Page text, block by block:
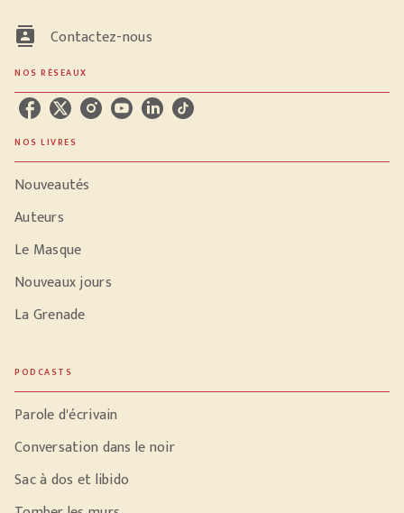
contacts Contactez-nous
NOS RÉSEAUX
NOS LIVRES
Nouveautés
Auteurs
Le Masque
Nouveaux jours
La Grenade
PODCASTS
Parole d'écrivain
Conversation dans le noir
Sac à dos et libido